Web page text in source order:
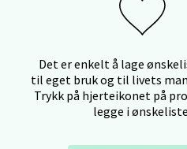
Det er enkelt å lage
til eget bruk og til livets
Trykk på hjerteikonet på
legge i